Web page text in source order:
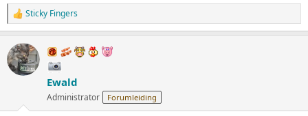
W
a
r
d
e
Sticky Fingers
Ewald
Administrator Forumleiding